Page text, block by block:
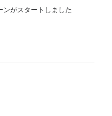
がスタートしました